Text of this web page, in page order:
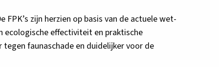
FPK’s zijn herzien op basis van de actuele wet-
ecologische effectiviteit en praktische
faunaschade en duidelijker voor de